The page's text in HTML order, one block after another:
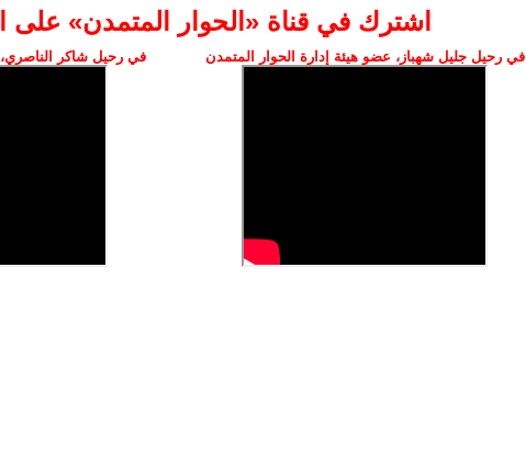
اشترك في قناة ‫«الحوار المتمدن» على
في رحيل جليل شهباز، عضو هيئة إدارة الحوار المتمدن في رحيل شاكر